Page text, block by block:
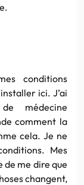
conditions
ici. J’ai
médecine
comment la
cela. Je ne
Mes
de me dire que
changent,